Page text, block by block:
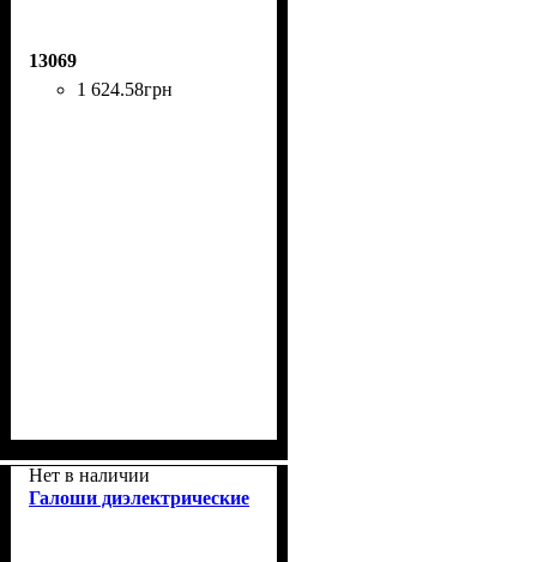
13069
1 624.58грн
Нет в наличии
Галоши диэлектрические